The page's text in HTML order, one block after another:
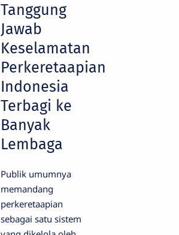
Tanggung
Jawab
Keselamatan
Perkeretaapian
Indonesia
Terbagi ke
Banyak
Lembaga
Publik umumnya
memandang
perkeretaapian
sebagai satu sistem